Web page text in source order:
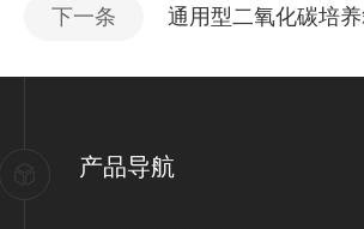
下一条 通用型二氧化碳培
产品导航